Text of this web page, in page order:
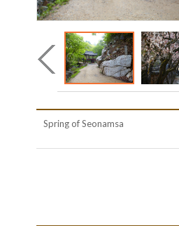
Spring of Seonamsa